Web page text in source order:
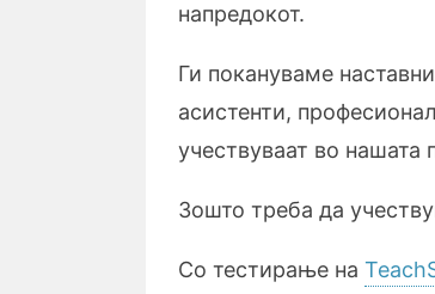
напредокот.
Ги покануваме
асистенти,
учествуваат во
Зошто треба да
Со тестирање на